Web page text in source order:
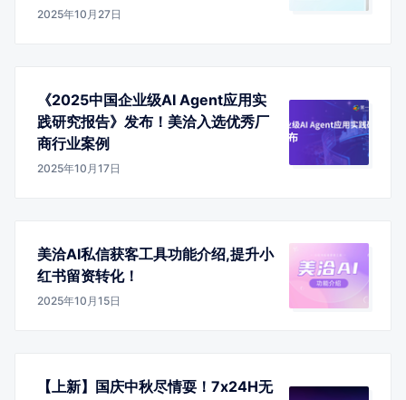
2025年10月27日
《2025中国企业级AI Agent应用实
践研究报告》发布！美洽入选优秀厂
商行业案例
2025年10月17日
美洽AI私信获客工具功能介绍,提升小
红书留资转化！
2025年10月15日
【上新】国庆中秋尽情耍！7x24H无